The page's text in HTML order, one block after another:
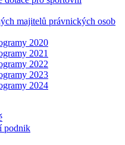
majitelů právnických osob
2020
2021
2022
2023
2024
podnik